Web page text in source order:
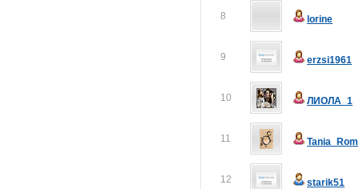
8 lorine
9 erzsi1961
10 ЛИОЛА_1
11 Tania_Rom
12 starik51